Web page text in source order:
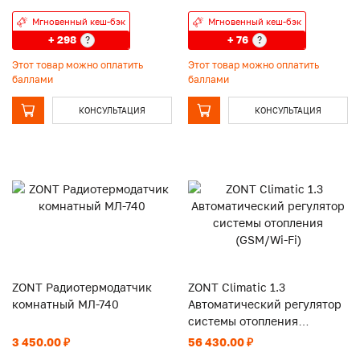
Мгновенный кеш-бэк
+ 298 ?
Этот товар можно оплатить
баллами
КОНСУЛЬТАЦИЯ
Мгновенный кеш-бэк
+ 76 ?
Этот товар можно оплатить
баллами
КОНСУЛЬТАЦИЯ
ZONT Радиотермодатчик
комнатный МЛ-740
3 450.00 ₽
ZONT Climatic 1.3
Автоматический регулятор
системы отопления
(GSM/Wi-Fi)
56 430.00 ₽